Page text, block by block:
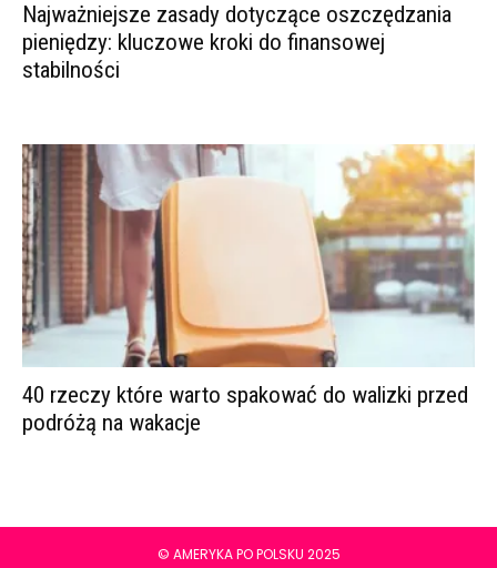
Najważniejsze zasady dotyczące oszczędzania
pieniędzy: kluczowe kroki do finansowej
stabilności
40 rzeczy które warto spakować do walizki przed
podróżą na wakacje
© AMERYKA PO POLSKU 2025